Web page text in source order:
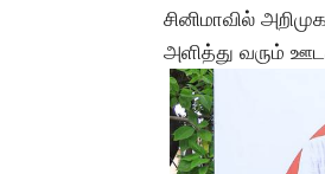
சினிமாவில்
அளித்து வரும்